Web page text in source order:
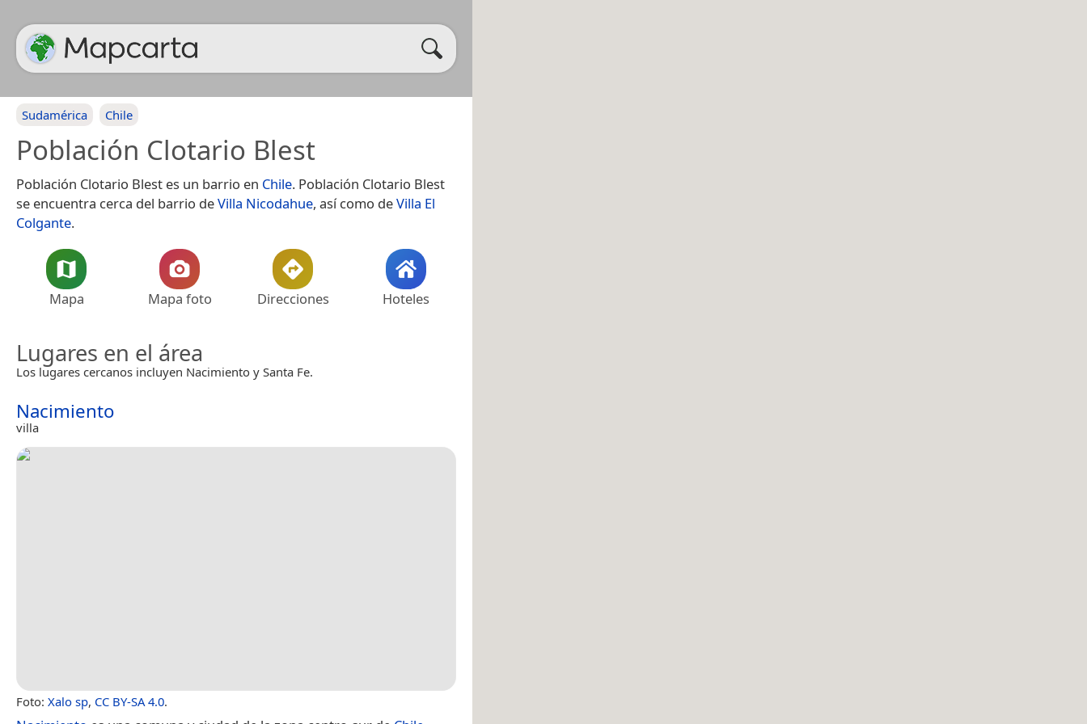
Sudamérica Chile
Población Clotario Blest
Población Clotario Blest es un barrio en Chile. Población Clotario Blest
se encuentra cerca del barrio deVilla Nicodahue, así como deVilla El
Colgante.
Mapa Mapa foto Direcciones Hoteles
Lugares en el área
Los lugares cercanos incluyen Nacimiento y Santa Fe.
Nacimiento
villa
Foto: Xalo sp, CC BY-SA 4.0.